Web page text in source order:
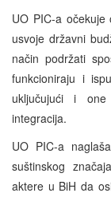
UO PIC-a
usvoje državni
način podržati
funkcioniraju i
uključujući i
integracija.
UO PIC-a
suštinskog
aktere u BiH da